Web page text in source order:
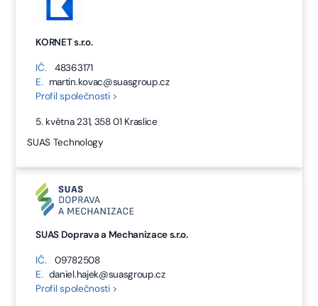
KORNET s.r.o.
IČ.
48363171
E. martin.kovac@suasgroup.cz
Profil společnosti >
5. května 231, 358 01 Kraslice
SUAS Technology
SUAS Doprava a Mechanizace s.r.o.
IČ.
09782508
E. daniel.hajek@suasgroup.cz
Profil společnosti >